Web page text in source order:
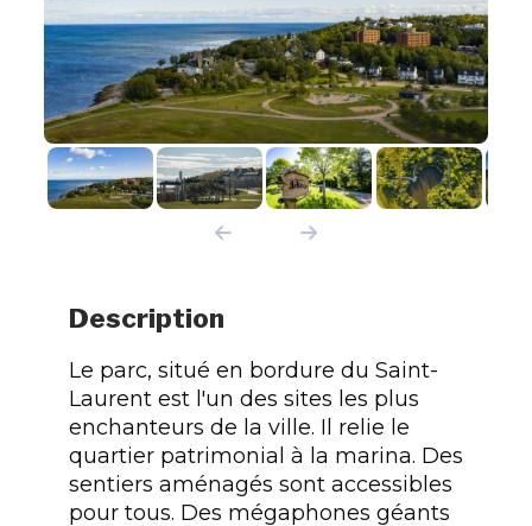
Description
Le parc, situé en bordure du Saint-
Laurent est l'un des sites les plus
enchanteurs de la ville. Il relie le
quartier patrimonial à la marina. Des
sentiers aménagés sont accessibles
pour tous. Des mégaphones géants